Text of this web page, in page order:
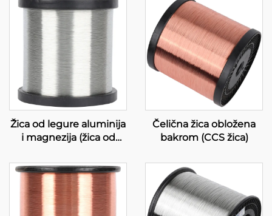
Žica od legure aluminija
i magnezija (žica od
Čelična žica obložena
bakrom (CCS žica)